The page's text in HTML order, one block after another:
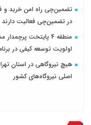
در تضمین‌چی فعالیت دارند
منطقه 4 پایتخت
اولویت توسعه کیفی در
هیچ نیروگاهی در استان
اصلی نیروگاه‌های کشور